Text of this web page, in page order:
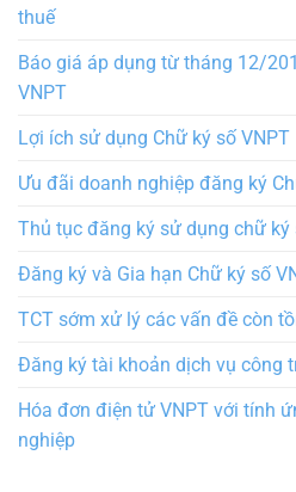
thuế
Báo giá áp dụng từ tháng 12/
VNPT
Lợi ích sử dụng Chữ ký số VNPT
Ưu đãi doanh nghiệp đăng ký
Thủ tục đăng ký sử dụng chữ
Đăng ký và Gia hạn Chữ ký số
TCT sớm xử lý các vấn đề còn
Đăng ký tài khoản dịch vụ công
Hóa đơn điện tử VNPT với tính
nghiệp